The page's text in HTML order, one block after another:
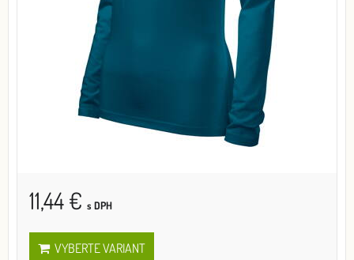
11,44 € s DPH
VYBERTE VARIANT